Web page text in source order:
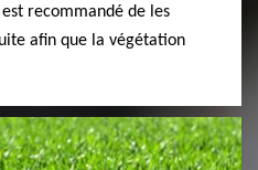
recommandé de les
afin que la végétation